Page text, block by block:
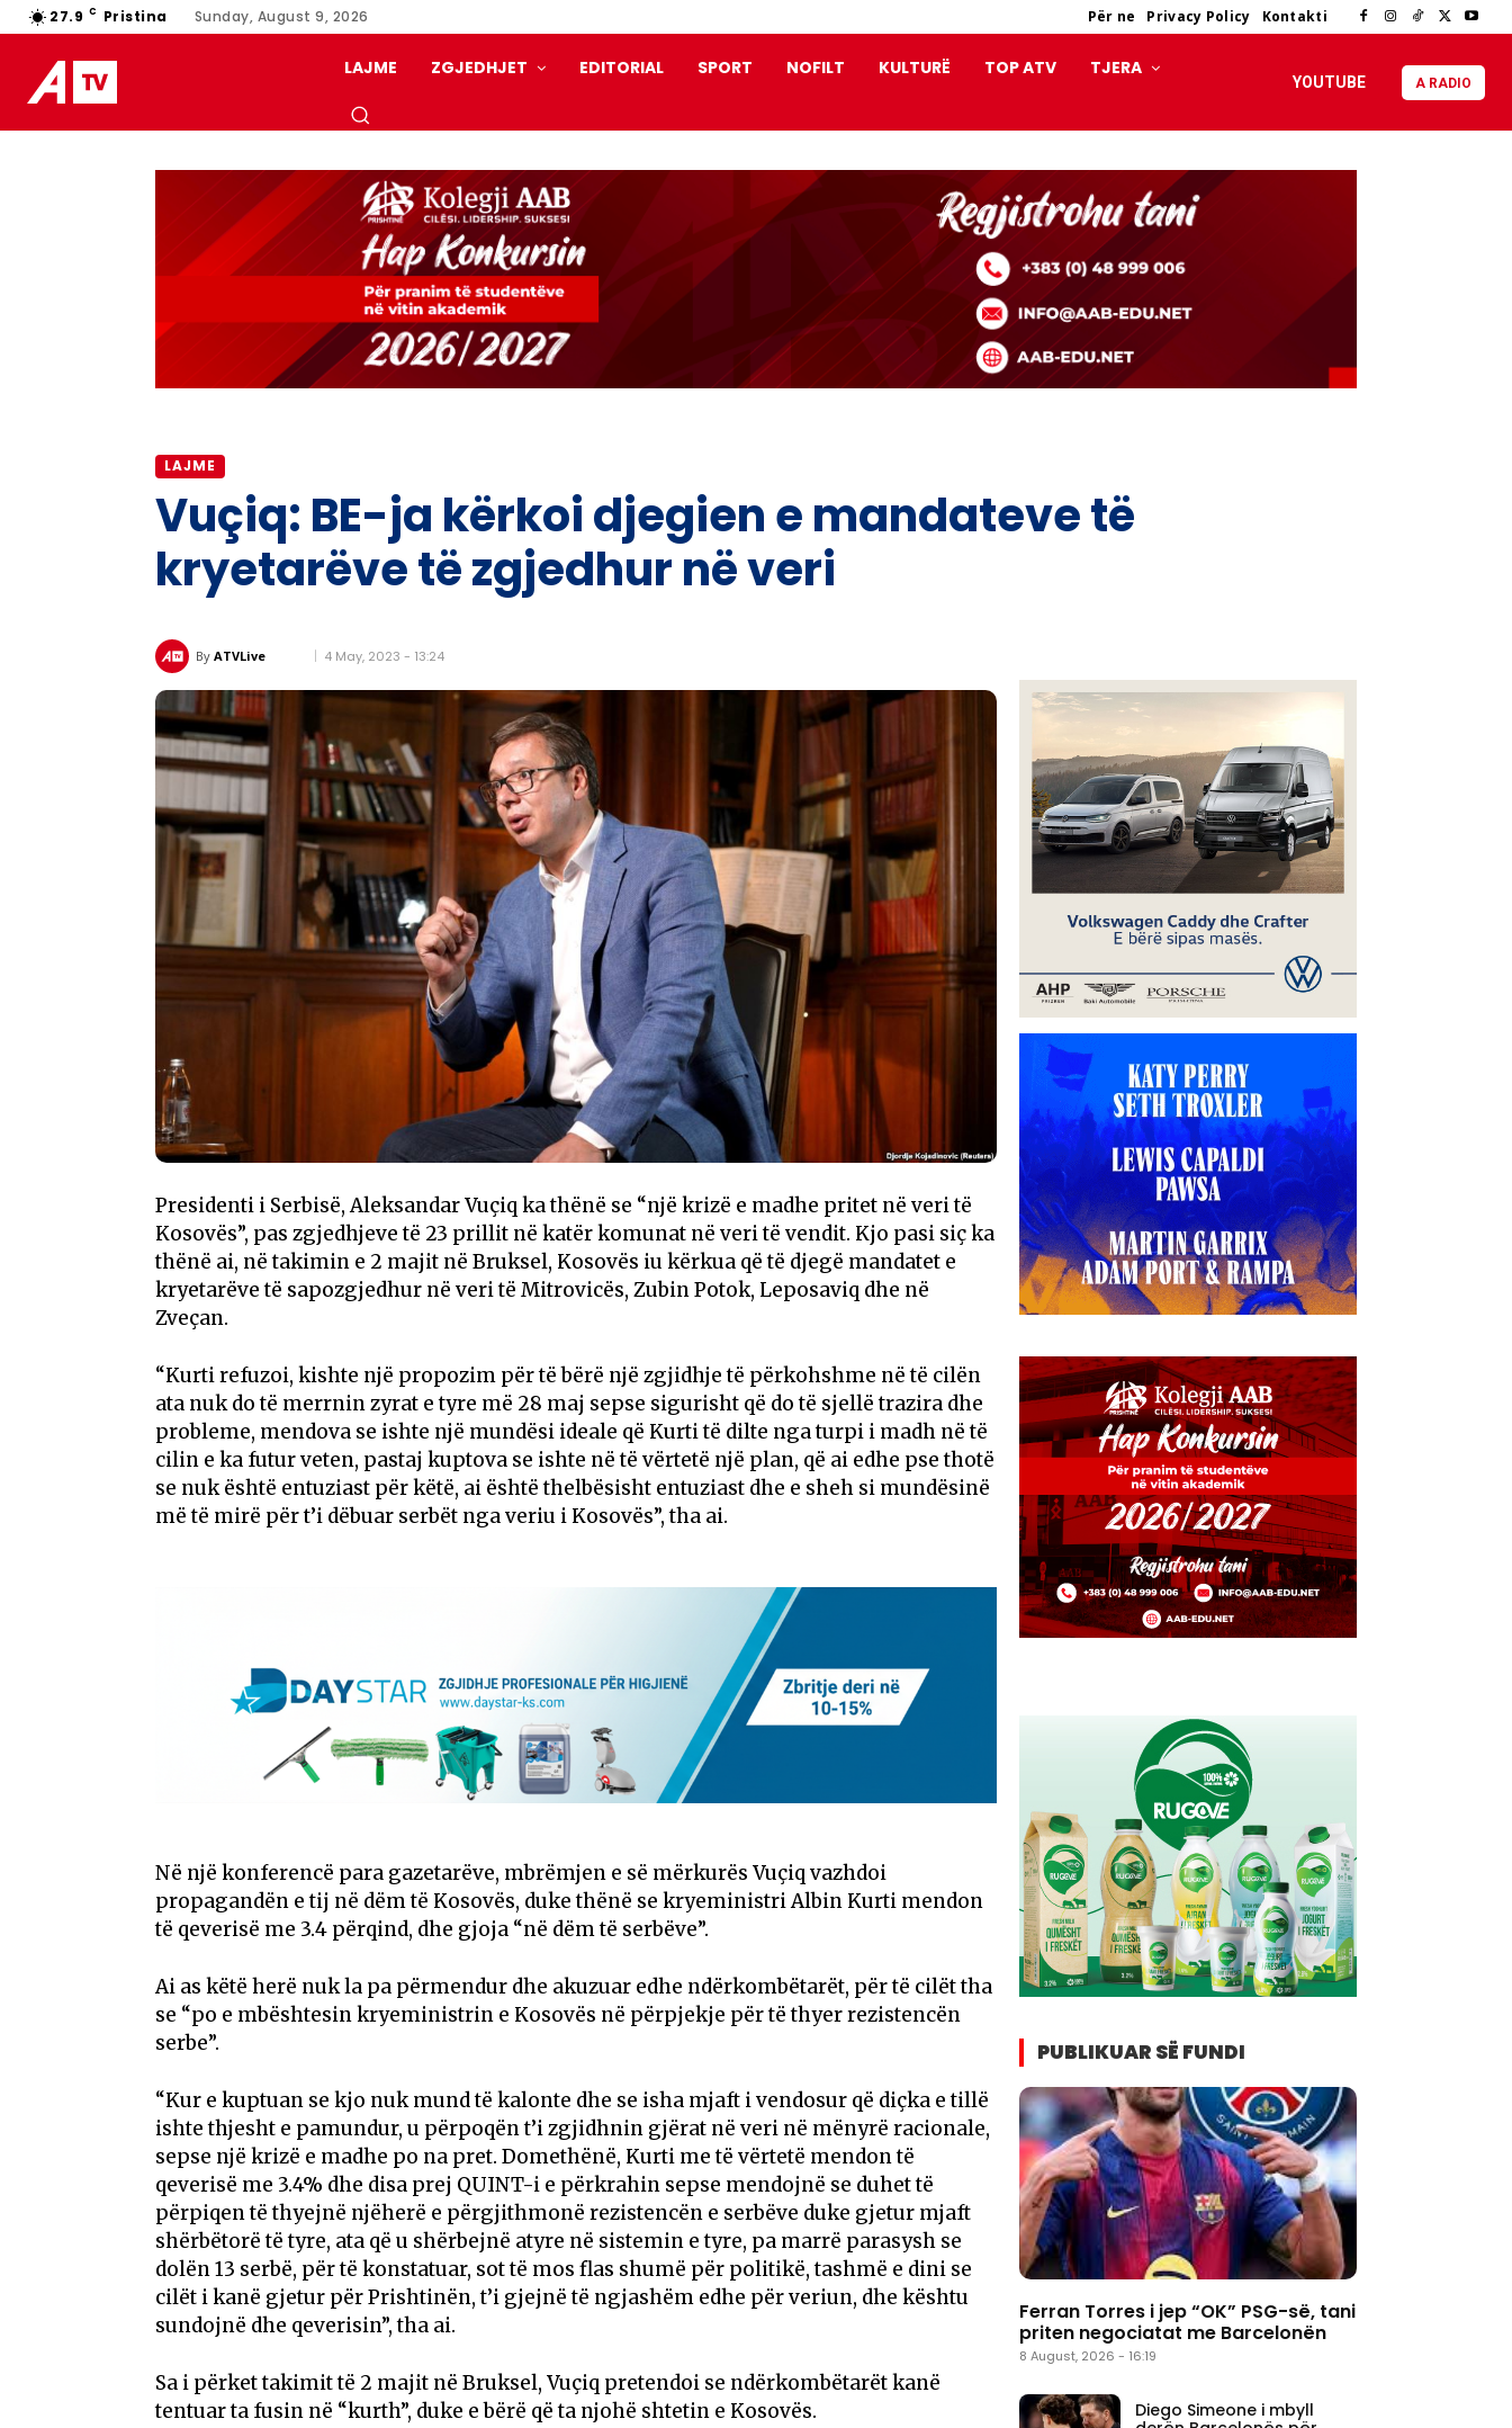
27.9 C Pristina Sunday, August 9, 2026 Për ne Privacy Policy Kontakti
LAJME ZGJEDHJET EDITORIAL SPORT NOFILT KULTURË TOP ATV TJERA
YOUTUBE A RADIO
LAJME
Vuçiq: BE-ja kërkoi djegien e mandateve të
kryetarëve të zgjedhur në veri
By ATVLive 4 May, 2023 - 13:24
Presidenti i Serbisë, Aleksandar Vuçiq ka thënë se “një krizë e madhe pritet në veri të
Kosovës”, pas zgjedhjeve të 23 prillit në katër komunat në veri të vendit. Kjo pasi siç ka
thënë ai, në takimin e 2 majit në Bruksel, Kosovës iu kërkua që të djegë mandatet e
kryetarëve të sapozgjedhur në veri të Mitrovicës, Zubin Potok, Leposaviq dhe në
Zveçan.
“Kurti refuzoi, kishte një propozim për të bërë një zgjidhje të përkohshme në të cilën
ata nuk do të merrnin zyrat e tyre më 28 maj sepse sigurisht që do të sjellë trazira dhe
probleme, mendova se ishte një mundësi ideale që Kurti të dilte nga turpi i madh në të
cilin e ka futur veten, pastaj kuptova se ishte në të vërtetë një plan, që ai edhe pse thotë
se nuk është entuziast për këtë, ai është thelbësisht entuziast dhe e sheh si mundësinë
më të mirë për t’i dëbuar serbët nga veriu i Kosovës”, tha ai.
Në një konferencë para gazetarëve, mbrëmjen e së mërkurës Vuçiq vazhdoi
propagandën e tij në dëm të Kosovës, duke thënë se kryeministri Albin Kurti mendon
të qeverisë me 3.4 përqind, dhe gjoja “në dëm të serbëve”.
Ai as këtë herë nuk la pa përmendur dhe akuzuar edhe ndërkombëtarët, për të cilët tha
se “po e mbështesin kryeministrin e Kosovës në përpjekje për të thyer rezistencën
serbe”.
“Kur e kuptuan se kjo nuk mund të kalonte dhe se isha mjaft i vendosur që diçka e tillë
ishte thjesht e pamundur, u përpoqën t’i zgjidhnin gjërat në veri në mënyrë racionale,
sepse një krizë e madhe po na pret. Domethënë, Kurti me të vërtetë mendon të
qeverisë me 3.4% dhe disa prej QUINT-i e përkrahin sepse mendojnë se duhet të
përpiqen të thyejnë njëherë e përgjithmonë rezistencën e serbëve duke gjetur mjaft
shërbëtorë të tyre, ata që u shërbejnë atyre në sistemin e tyre, pa marrë parasysh se
dolën 13 serbë, për të konstatuar, sot të mos flas shumë për politikë, tashmë e dini se
cilët i kanë gjetur për Prishtinën, t’i gjejnë të ngjashëm edhe për veriun, dhe kështu
sundojnë dhe qeverisin”, tha ai.
Sa i përket takimit të 2 majit në Bruksel, Vuçiq pretendoi se ndërkombëtarët kanë
tentuar ta fusin në “kurth”, duke e bërë që ta njohë shtetin e Kosovës.
PUBLIKUAR SË FUNDI
Ferran Torres i jep “OK” PSG-së, tani
priten negociatat me Barcelonën
8 August, 2026 - 16:19
Diego Simeone i mbyll